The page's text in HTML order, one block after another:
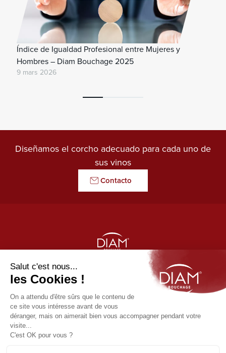
Índice de Igualdad Profesional entre Mujeres y
Hombres – Diam Bouchage 2025
9 mars 2026
Diseñamos el corcho adecuado para cada uno de
sus vinos
Contacto
LE GARDIEN DES ARÔMES
Nuestros productos